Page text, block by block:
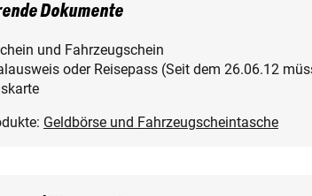
Dokumente
und Fahrzeugschein
oder Reisepass (Seit dem 26.06.12
Geldbörse und Fahrzeugscheintasche